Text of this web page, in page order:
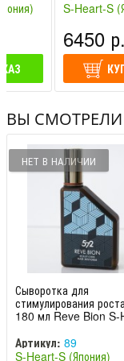
компонента
Экстракт
действие,
кровообращения.
процесс
Экстракт хвоща
действием,
Экстракт
активатор
восстановления
Экстракт
компонентом,
Экстракт
S-Heart-S
6450 р.
ВЫ СМОТРЕЛИ
НЕТ В НАЛИЧИИ
Сыворотка для
стимулирования
180 мл Reve Bion S-
Артикул: 89
S-Heart-S (Япония)